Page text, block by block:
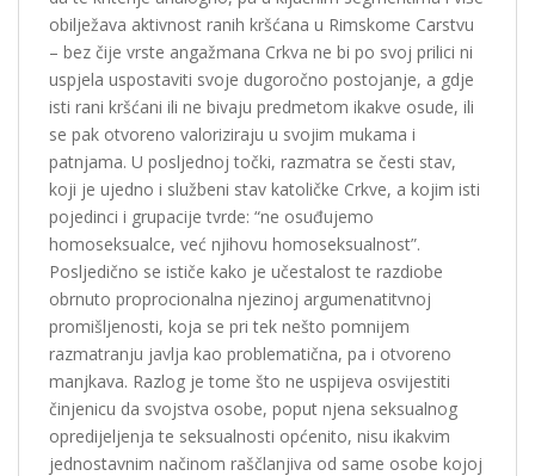
obilježava aktivnost ranih kršćana u Rimskome Carstvu
– bez čije vrste angažmana Crkva ne bi po svoj prilici ni
uspjela uspostaviti svoje dugoročno postojanje, a gdje
isti rani kršćani ili ne bivaju predmetom ikakve osude, ili
se pak otvoreno valoriziraju u svojim mukama i
patnjama. U posljednoj točki, razmatra se česti stav,
koji je ujedno i službeni stav katoličke Crkve, a kojim isti
pojedinci i grupacije tvrde: “ne osuđujemo
homoseksualce, već njihovu homoseksualnost”.
Posljedično se ističe kako je učestalost te razdiobe
obrnuto proprocionalna njezinoj argumenatitvnoj
promišljenosti, koja se pri tek nešto pomnijem
razmatranju javlja kao problematična, pa i otvoreno
manjkava. Razlog je tome što ne uspijeva osvijestiti
činjenicu da svojstva osobe, poput njena seksualnog
opredijeljenja te seksualnosti općenito, nisu ikakvim
jednostavnim načinom raščlanjiva od same osobe kojoj